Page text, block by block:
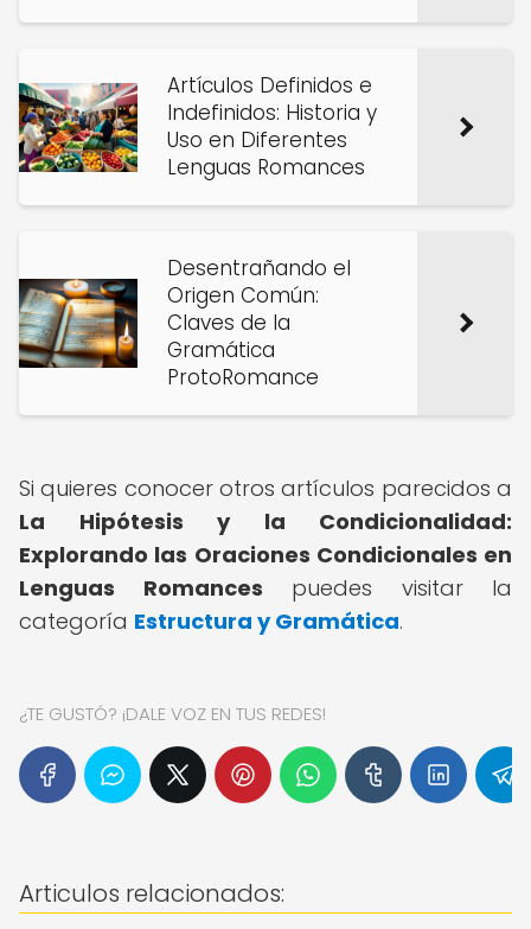
Artículos Definidos e
Indefinidos: Historia y
Uso en Diferentes
Lenguas Romances
Desentrañando el
Origen Común:
Claves de la
Gramática
ProtoRomance
Si quieres conocer otros artículos parecidos a
La Hipótesis y la Condicionalidad:
Explorando las Oraciones Condicionales en
Lenguas Romances puedes visitar la
categoría Estructura y Gramática.
¿TE GUSTÓ? ¡DALE VOZ EN TUS REDES!
Articulos relacionados: